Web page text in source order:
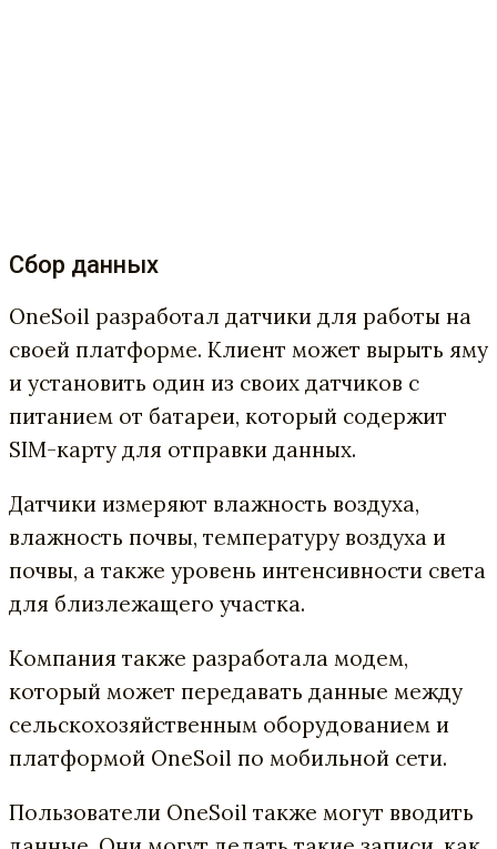
Сбор данных
OneSoil разработал датчики для работы на
своей платформе. Клиент может вырыть яму
и установить один из своих датчиков с
питанием от батареи, который содержит
SIM-карту для отправки данных.
Датчики измеряют влажность воздуха,
влажность почвы, температуру воздуха и
почвы, а также уровень интенсивности света
для близлежащего участка.
Компания также разработала модем,
который может передавать данные между
сельскохозяйственным оборудованием и
платформой OneSoil по мобильной сети.
Пользователи OneSoil также могут вводить